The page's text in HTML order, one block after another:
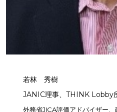
若林 秀樹
JANIC理事、THINK Lobby
外務省JICA評価アドバイザー